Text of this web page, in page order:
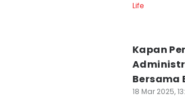
Life
Kapan
Bersama
18 Mar 2025,